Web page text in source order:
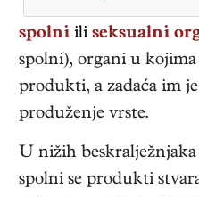
spolni ili seksualni
spolni), organi u
produkti, a zadaća im
produženje vrste.
U nižih
spolni se produkti